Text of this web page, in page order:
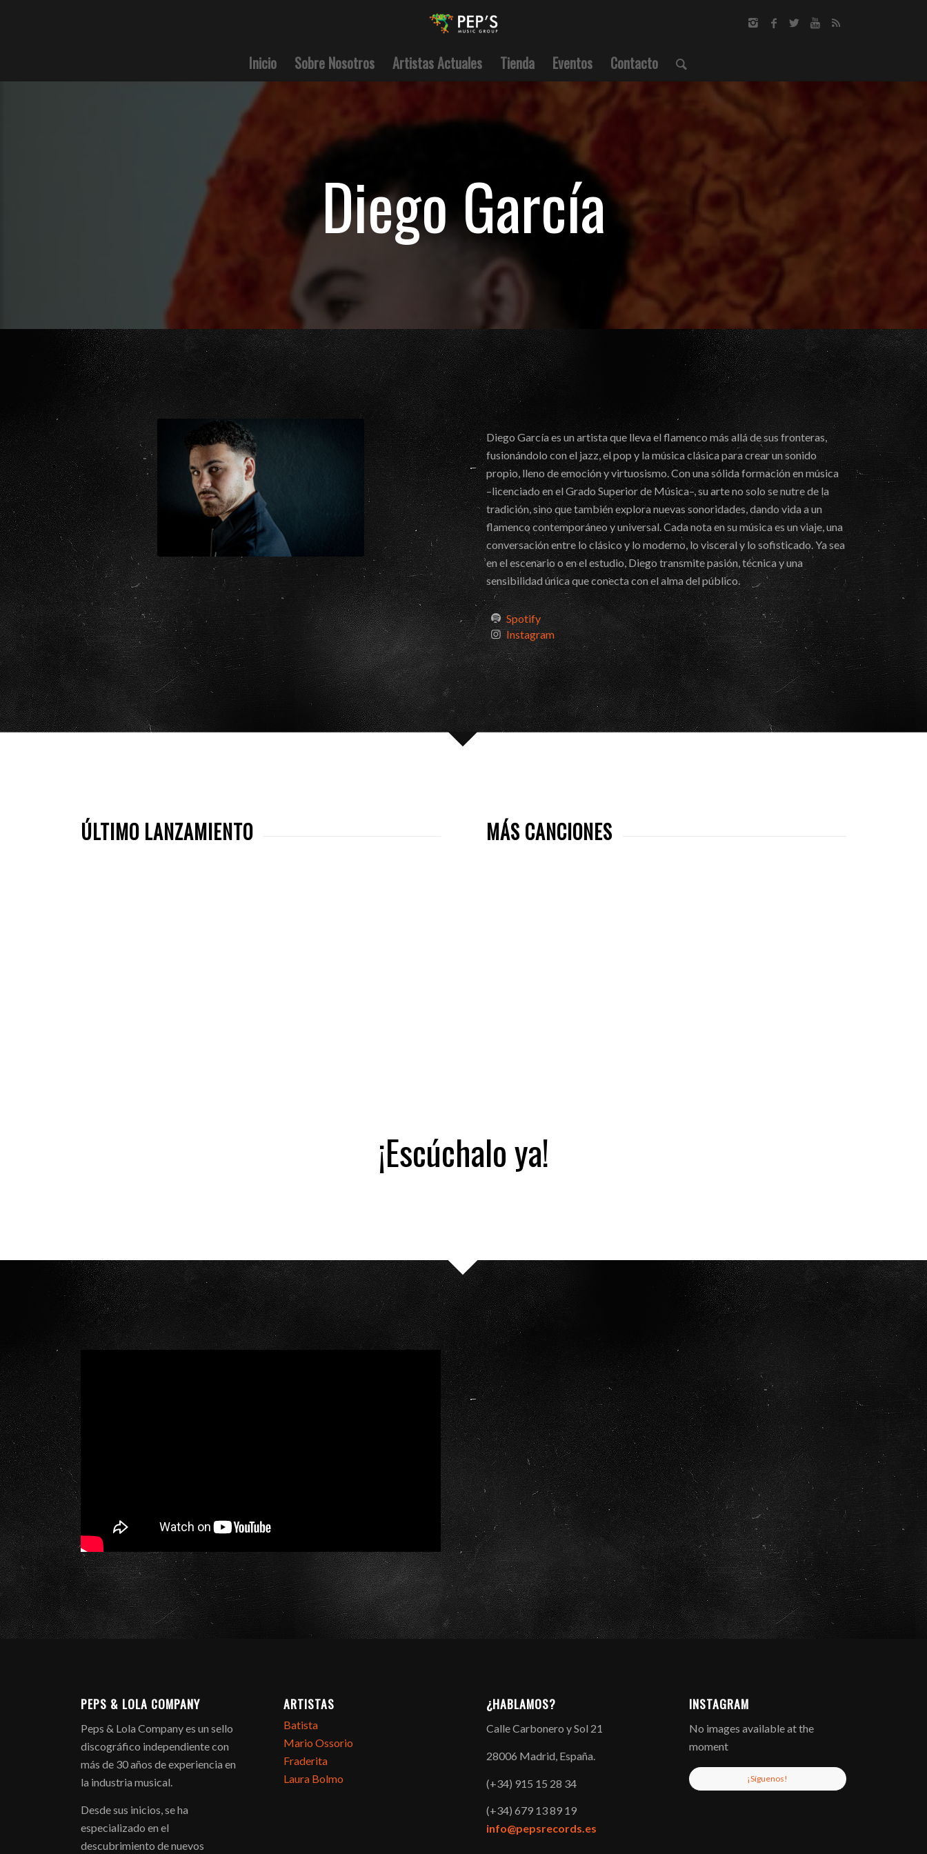
Inicio Sobre Nosotros Artistas Actuales Tienda Eventos Contacto
Diego García
Diego García es un artista que lleva el flamenco más allá de sus fronteras,
fusionándolo con el jazz, el pop y la música clásica para crear un sonido
propio, lleno de emoción y virtuosismo. Con una sólida formación en música
–licenciado en el Grado Superior de Música–, su arte no solo se nutre de la
tradición, sino que también explora nuevas sonoridades, dando vida a un
flamenco contemporáneo y universal. Cada nota en su música es un viaje, una
conversación entre lo clásico y lo moderno, lo visceral y lo sofisticado. Ya sea
en el escenario o en el estudio, Diego transmite pasión, técnica y una
sensibilidad única que conecta con el alma del público.
Spotify
Instagram
ÚLTIMO LANZAMIENTO MÁS CANCIONES
¡Escúchalo ya!
PEPS & LOLA COMPANY
Peps & Lola Company es un sello
discográfico independiente con
más de 30 años de experiencia en
la industria musical.
Desde sus inicios, se ha
especializado en el
descubrimiento de nuevos
ARTISTAS
Batista
Mario Ossorio
Fraderita
Laura Bolmo
¿HABLAMOS?
Calle Carbonero y Sol 21
28006 Madrid, España.
(+34) 915 15 28 34
(+34) 679 13 89 19
info@pepsrecords.es
INSTAGRAM
No images available at the
moment
¡Síguenos!